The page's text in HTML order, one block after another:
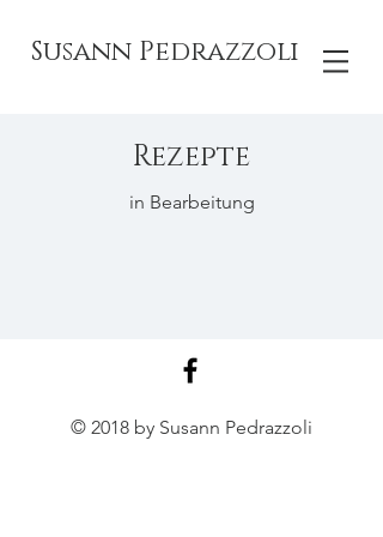
Susann Pedrazzoli
Rezepte
in Bearbeitung
© 2018 by Susann Pedrazzoli